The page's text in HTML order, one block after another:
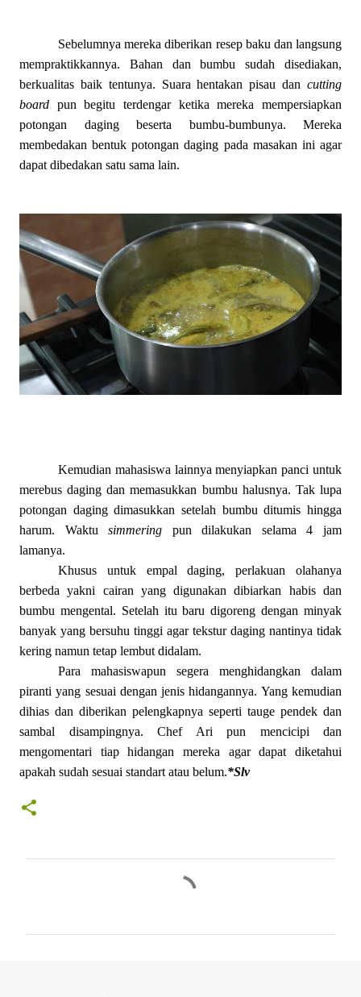
Sebelumnya mereka diberikan resep baku dan langsung
mempraktikkannya. Bahan dan bumbu sudah disediakan,
berkualitas baik tentunya. Suara hentakan pisau dan cutting
board pun begitu terdengar ketika mereka mempersiapkan
potongan daging beserta bumbu-bumbunya. Mereka
membedakan bentuk potongan daging pada masakan ini agar
dapat dibedakan satu sama lain.
Kemudian mahasiswa lainnya menyiapkan panci untuk
merebus daging dan memasukkan bumbu halusnya. Tak lupa
potongan daging dimasukkan setelah bumbu ditumis hingga
harum. Waktusimmering pun dilakukan selama 4 jam
lamanya.
Khusus untuk empal daging, perlakuan olahanya
berbeda yakni cairan yang digunakan dibiarkan habis dan
bumbu mengental. Setelah itu baru digoreng dengan minyak
banyak yang bersuhu tinggi agar tekstur daging nantinya tidak
kering namun tetap lembut didalam.
Para mahasiswapun segera menghidangkan dalam
piranti yang sesuai dengan jenis hidangannya. Yang kemudian
dihias dan diberikan pelengkapnya seperti tauge pendek dan
sambal disampingnya. Chef Ari pun mencicipi dan
mengomentari tiap hidangan mereka agar dapat diketahui
apakah sudah sesuai standart atau belum.*Slv